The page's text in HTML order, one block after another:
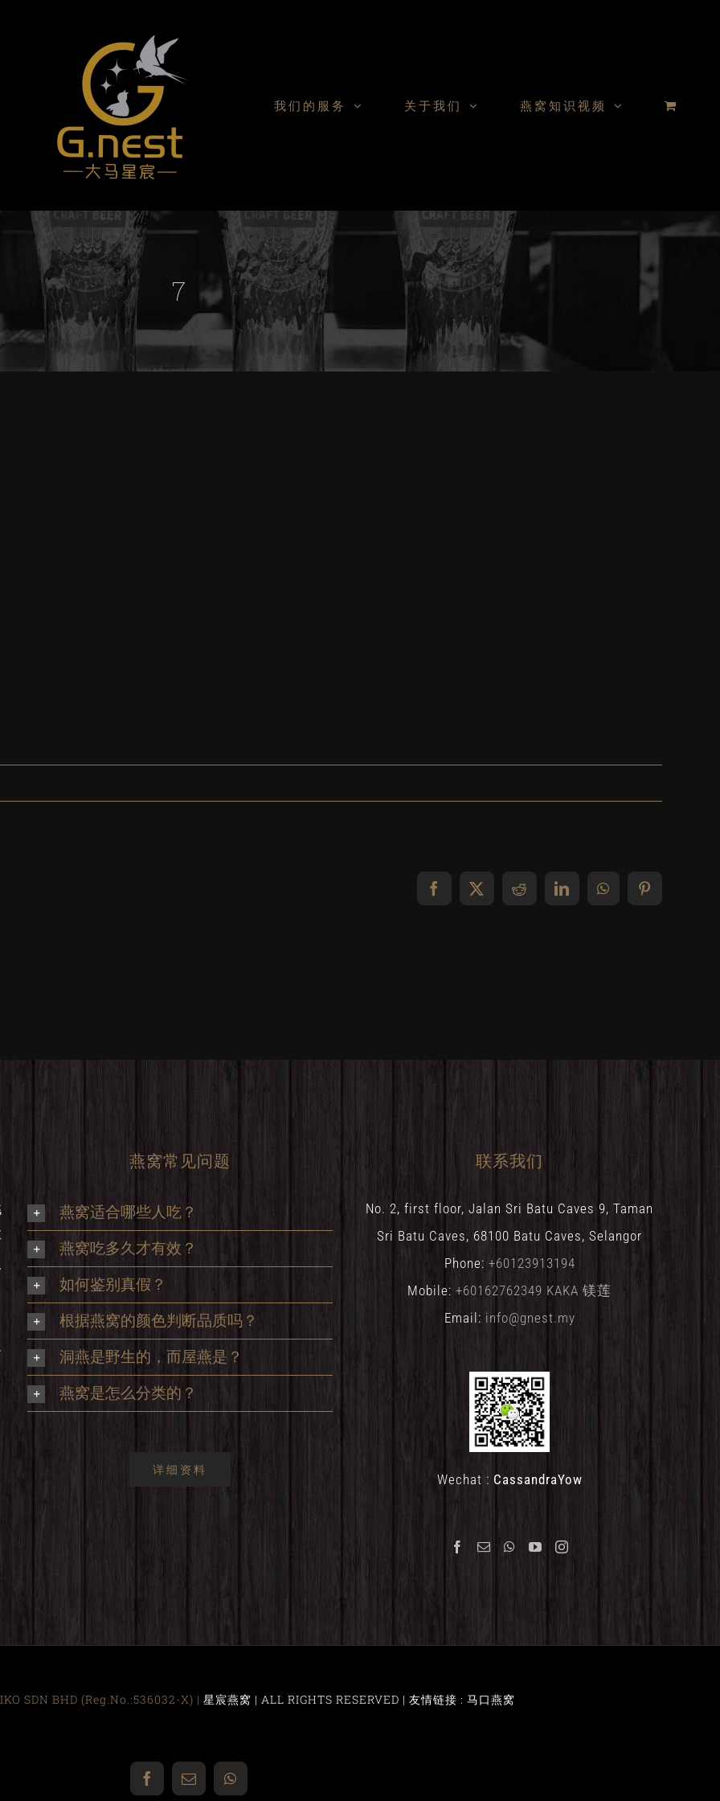
我们的服务 关于我们 燕窝知识视频
7
Facebook
X RedditLinkedInWhatsAppPinterest
燕窝常见问题
燕窝适合哪些人吃？
燕窝吃多久才有效？
如何鉴别真假？
根据燕窝的颜色判断品质吗？
洞燕是野生的，而屋燕是？
燕窝是怎么分类的？
详细资料
联系我们
No. 2, first floor, Jalan Sri Batu Caves 9, Taman
Sri Batu Caves, 68100 Batu Caves, Selangor
Phone: +60123913194
Mobile: +60162762349 KAKA 镁莲
Email: info@gnest.my
Wechat : CassandraYow
SDN BHD (Reg.No.:536032-X) | 星宸燕窝 | ALL RIGHTS RESERVED | 友情链接 : 马口燕窝
FacebookEmail WhatsApp